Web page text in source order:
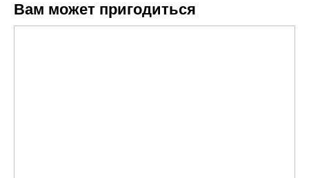
Вам может пригодиться